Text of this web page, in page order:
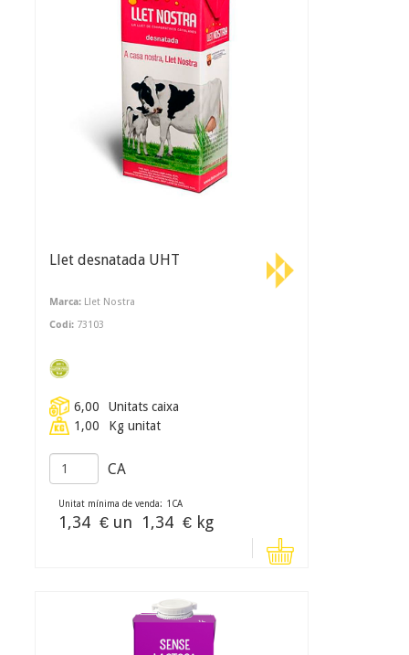
Llet desnatada UHT
Marca: Llet Nostra
Codi: 73103
6,00
Unitats caixa
1,00
Kg unitat
CA
Unitat mínima de venda: 1 CA
1,34 € un 1,34 € kg